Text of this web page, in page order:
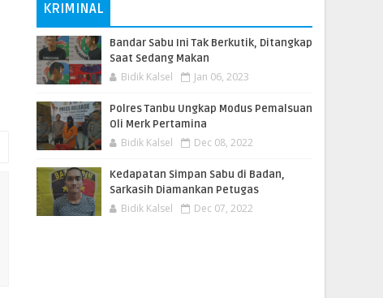
KRIMINAL
Bandar Sabu Ini Tak Berkutik, Ditangkap
Saat Sedang Makan
Bidik Kalsel Jan 06, 2023
Polres Tanbu Ungkap Modus Pemalsuan
Oli Merk Pertamina
Bidik Kalsel Dec 08, 2022
Kedapatan Simpan Sabu di Badan,
Sarkasih Diamankan Petugas
Bidik Kalsel Dec 07, 2022